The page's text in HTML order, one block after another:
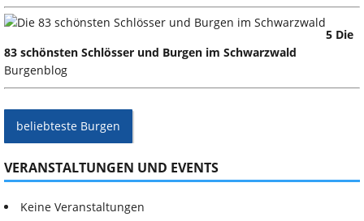
5 Die
83 schönsten Schlösser und Burgen im Schwarzwald
Burgenblog
beliebteste Burgen
VERANSTALTUNGEN UND EVENTS
Keine Veranstaltungen